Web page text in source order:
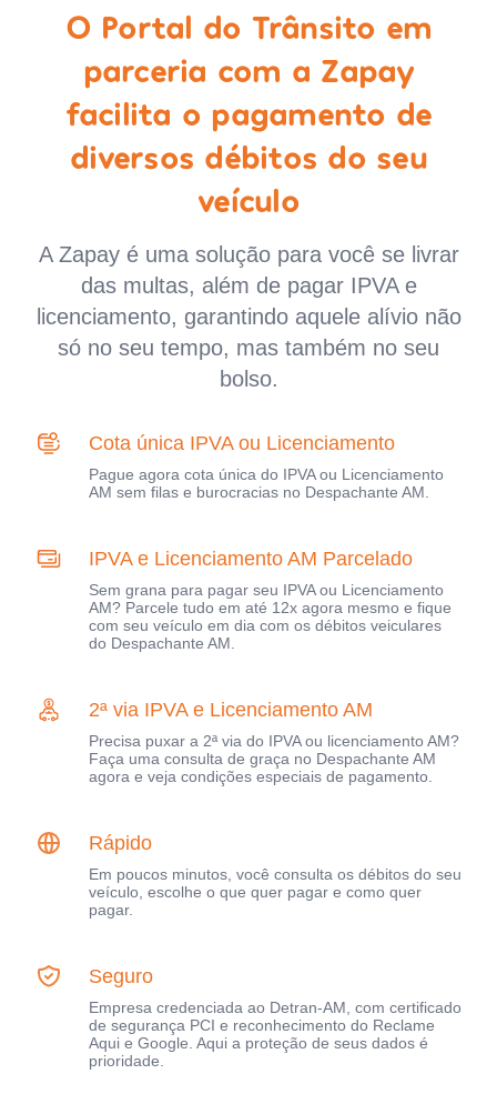
O Portal do Trânsito em
parceria com a Zapay
facilita o pagamento de
diversos débitos do seu
veículo
A Zapay é uma solução para você se livrar
das multas, além de pagar IPVA e
licenciamento, garantindo aquele alívio não
só no seu tempo, mas também no seu
bolso.
Cota única IPVA ou Licenciamento
Pague agora cota única do IPVA ou Licenciamento
AM sem filas e burocracias no Despachante AM.
IPVA e Licenciamento AM Parcelado
Sem grana para pagar seu IPVA ou Licenciamento
AM? Parcele tudo em até 12x agora mesmo e fique
com seu veículo em dia com os débitos veiculares
do Despachante AM.
2ª via IPVA e Licenciamento AM
Precisa puxar a 2ª via do IPVA ou licenciamento AM?
Faça uma consulta de graça no Despachante AM
agora e veja condições especiais de pagamento.
Rápido
Em poucos minutos, você consulta os débitos do seu
veículo, escolhe o que quer pagar e como quer
pagar.
Seguro
Empresa credenciada ao Detran-AM, com certificado
de segurança PCI e reconhecimento do Reclame
Aqui e Google. Aqui a proteção de seus dados é
prioridade.